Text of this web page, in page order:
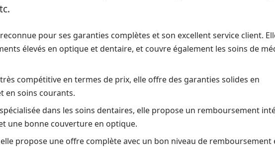
pour ses garanties complètes et son excellent service client.
élevés en optique et dentaire, et couvre également les soins de
compétitive en termes de prix, elle offre des garanties solides en
en soins courants.
dans les soins dentaires, elle propose un remboursement
une bonne couverture en optique.
propose une offre complète avec un bon niveau de remboursement